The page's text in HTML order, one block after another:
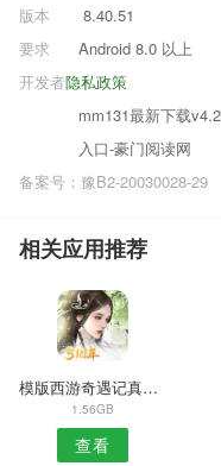
版本
8.40.51
要求
Android 8.0 以上
隐私政策
开发者
mm131最新下载
入口-豪门阅读网
备案号：豫B2-20030028-29
相关应用推荐
模版西游奇遇记真充版
1.56GB
查看